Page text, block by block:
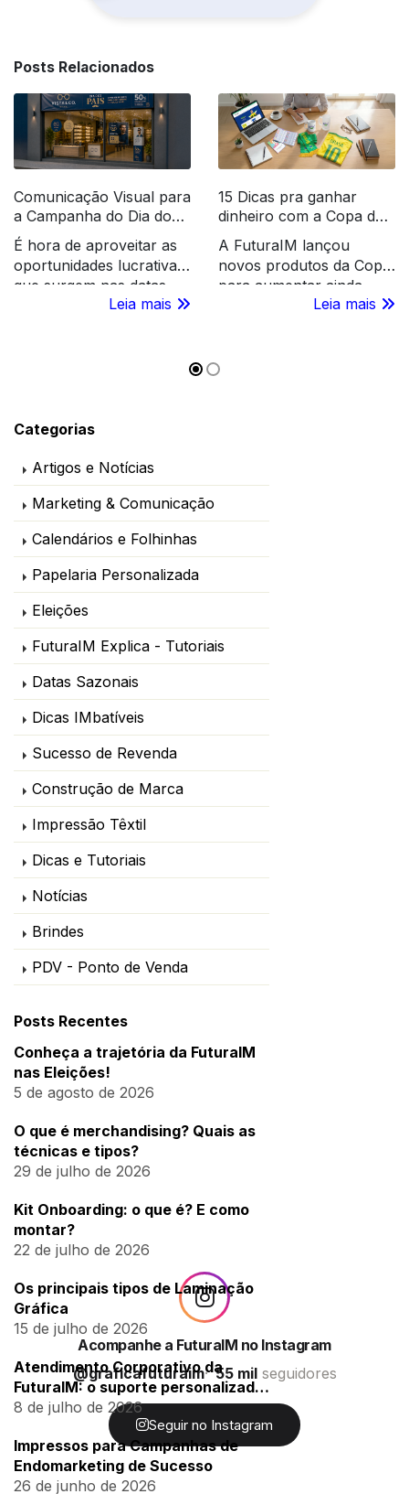
Posts Relacionados
Comunicação Visual para
a Campanha do Dia dos
Pais
É hora de aproveitar as
oportunidades lucrativas
que surgem nas datas
sazonais, como o Dia
Leia mais
15 Dicas pra ganhar
dinheiro com a Copa do
A FuturaIM lançou
novos produtos da Copa
para aumentar ainda
mais o seu faturamento
exclusiva! Acesse e
Leia mais
Categorias
Artigos e Notícias
Marketing & Comunicação
Calendários e Folhinhas
Papelaria Personalizada
Eleições
FuturaIM Explica - Tutoriais
Datas Sazonais
Dicas IMbatíveis
Sucesso de Revenda
Construção de Marca
Impressão Têxtil
Dicas e Tutoriais
Notícias
Brindes
PDV - Ponto de Venda
Posts Recentes
Conheça a trajetória da FuturaIM
nas Eleições!
5 de agosto de 2026
O que é merchandising? Quais as
técnicas e tipos?
29 de julho de 2026
Kit Onboarding: o que é? E como
montar?
22 de julho de 2026
Os principais tipos de Laminação
Gráfica
15 de julho de 2026
Atendimento Corporativo da
FuturaIM: o suporte personalizado
para empresas
8 de julho de 2026
Impressos para Campanhas de
Endomarketing de Sucesso
26 de junho de 2026
Acompanhe a FuturaIM no Instagram
@graficafuturaim 55 milseguidores
Seguir no Instagram